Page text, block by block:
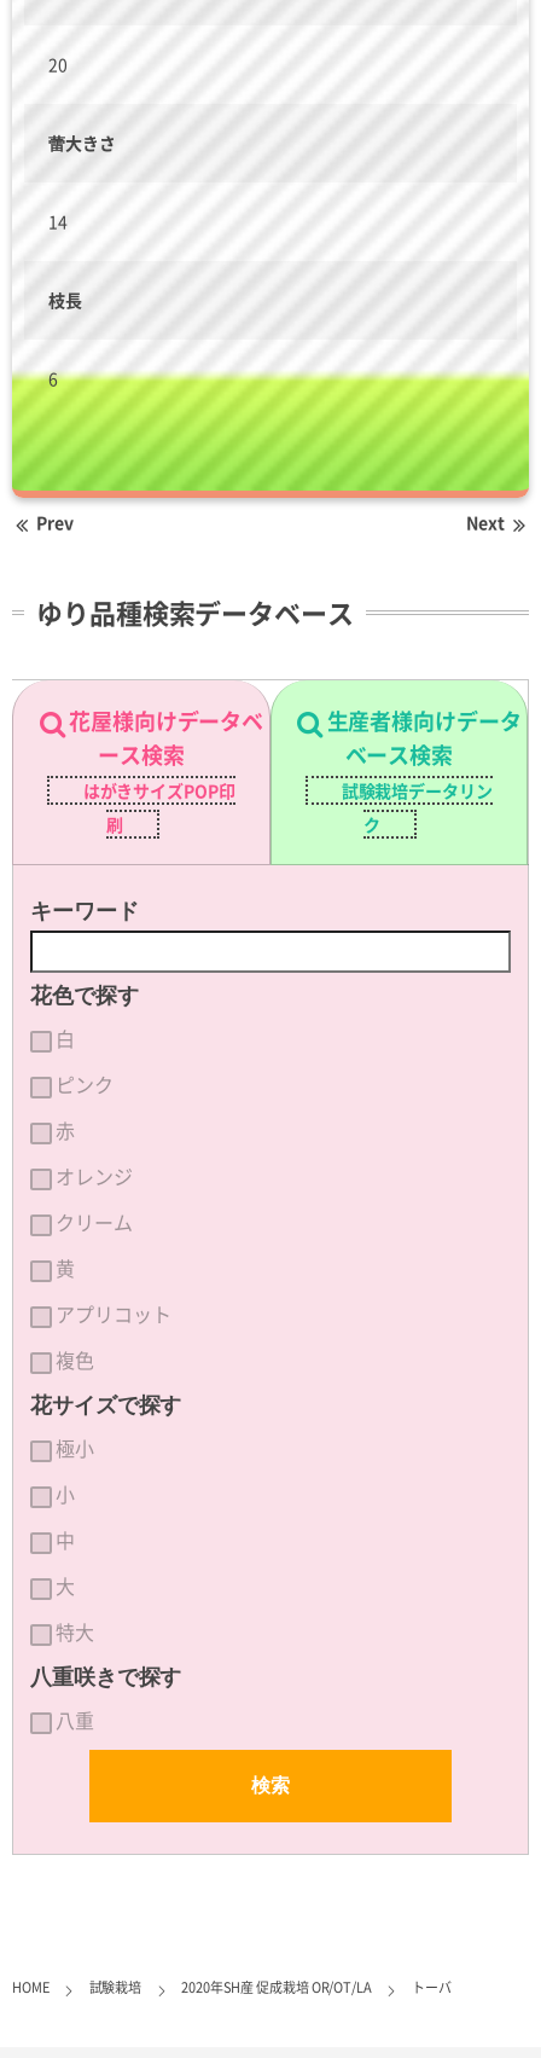
20
蕾大きさ
14
枝長
6
Prev Next
ゆり品種検索データベース
花屋様向けデータベ
ース検索
はがきサイズPOP印
刷
生産者様向けデータ
ベース検索
試験栽培データリン
ク
キーワード
花色で探す
白
ピンク
赤
オレンジ
クリーム
黄
アプリコット
複色
花サイズで探す
極小
小
中
大
特大
八重咲きで探す
八重
HOME 試験栽培 2020年SH産 促成栽培 OR/OT/LA トーバ